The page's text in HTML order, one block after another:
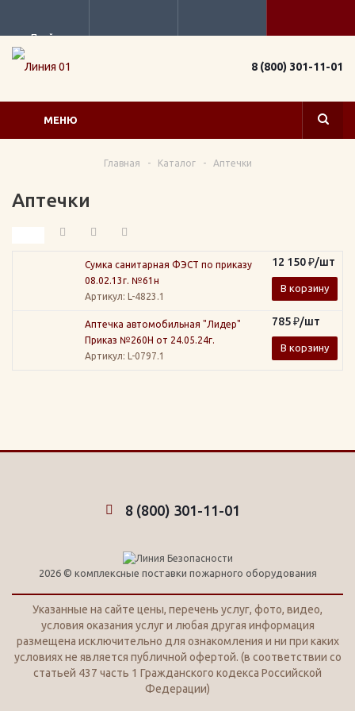
Прайс
8 (800) 301-11-01
МЕНЮ
Главная - Каталог - Аптечки
Аптечки
Сумка санитарная ФЭСТ по приказу
08.02.13г. №61н
Артикул: L-4823.1
12 150₽/шт
В корзину
Аптечка автомобильная "Лидер"
Приказ №260Н от 24.05.24г.
Артикул: L-0797.1
785₽/шт
В корзину
8 (800) 301-11-01
2026 © комплексные поставки пожарного оборудования
Указанные на сайте цены, перечень услуг, фото, видео,
условия оказания услуг и любая другая информация
размещена исключительно для ознакомления и ни при каких
условиях не является публичной офертой. (в соответствии со
статьей 437 часть 1 Гражданского кодекса Российской
Федерации)